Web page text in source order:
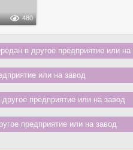
480
в другое предприятие или на
или на завод
предприятие или на завод
предприятие или на завод